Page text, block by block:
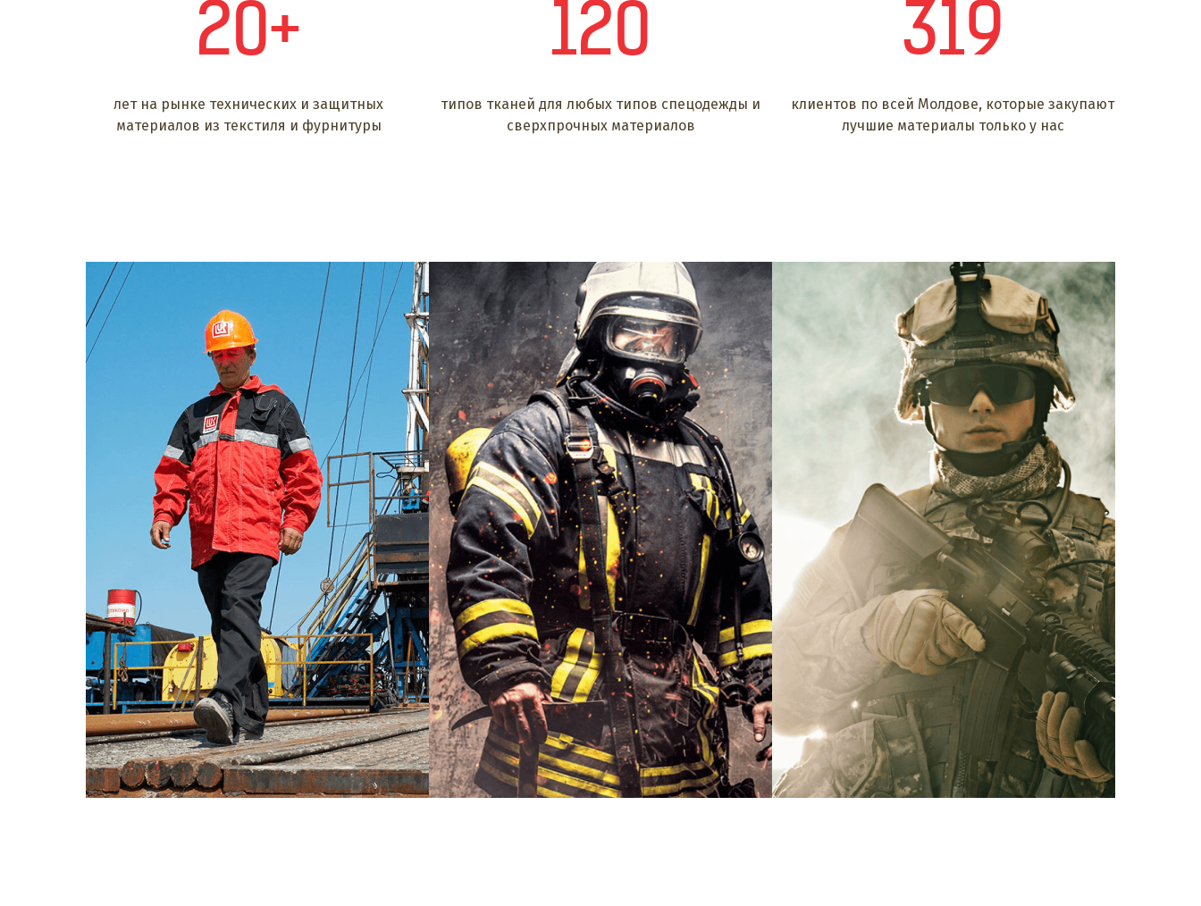
20+
лет на рынке технических и защитных
материалов из текстиля и фурнитуры
120
типов тканей для любых типов спецодежды и
сверхпрочных материалов
319
клиентов по всей Молдове, которые закупают
лучшие материалы только у нас